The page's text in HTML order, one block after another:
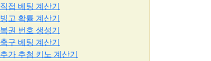
직접 베팅 계산기
빙고 확률 계산기
복권 번호 생성기
축구 베팅 계산기
추가 추첨 키노 계산기